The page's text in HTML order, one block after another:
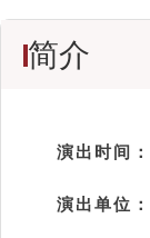
简介
演出时间：
演出单位：